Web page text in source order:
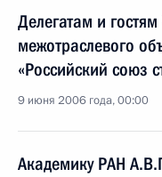
Делегатам и
межотраслевого
«Российский союз
9 июня 2006 года, 00:00
Академику РАН